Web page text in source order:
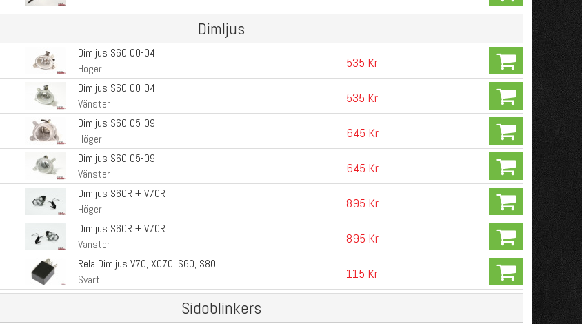
Dimljus
Dimljus S60 00-04
Höger
535 Kr
Dimljus S60 00-04
Vänster
535 Kr
Dimljus S60 05-09
Höger
645 Kr
Dimljus S60 05-09
Vänster
645 Kr
Dimljus S60R + V70R
Höger
895 Kr
Dimljus S60R + V70R
Vänster
895 Kr
Relä Dimljus V70, XC70, S60, S80
Svart
115 Kr
Sidoblinkers